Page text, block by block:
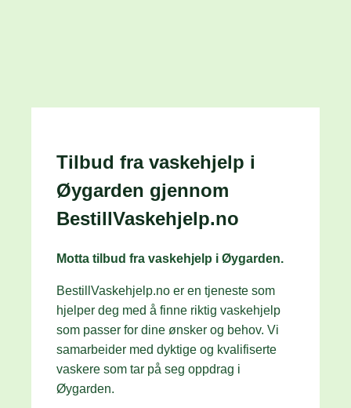
Tilbud fra vaskehjelp i
Øygarden gjennom
BestillVaskehjelp.no
Motta tilbud fra vaskehjelp i Øygarden.
BestillVaskehjelp.no er en tjeneste som
hjelper deg med å finne riktig vaskehjelp
som passer for dine ønsker og behov. Vi
samarbeider med dyktige og kvalifiserte
vaskere som tar på seg oppdrag i
Øygarden.